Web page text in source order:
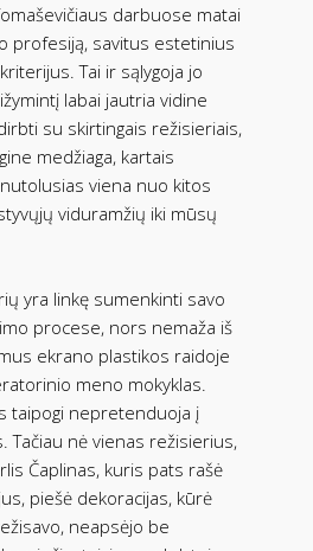
darbuose matai
profesiją, savitus estetinius
Tai ir sąlygoja jo
labai jautria vidine
su skirtingais režisieriais,
medžiaga, kartais
viena nuo kitos
viduramžių iki mūsų
yra linkę sumenkinti savo
procese, nors nemaža iš
ekrano plastikos raidoje
meno mokyklas.
taipogi nepretenduoja į
Tačiau nė vienas režisierius,
Čaplinas, kuris pats rašė
piešė dekoracijas, kūrė
neapsėjo be